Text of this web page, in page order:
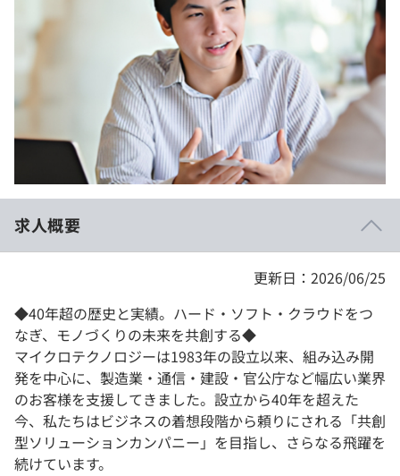
法人向けプラン
学校向けプラン
契約内容・クーポン
note
求人概要
更新日：2026/06/25
◆40年超の歴史と実績。ハード・ソフト・クラウドをつ
なぎ、モノづくりの未来を共創する◆
マイクロテクノロジーは1983年の設立以来、組み込み開
発を中心に、製造業・通信・建設・官公庁など幅広い業界
のお客様を支援してきました。設立から40年を超えた
今、私たちはビジネスの着想段階から頼りにされる「共創
型ソリューションカンパニー」を目指し、さらなる飛躍を
続けています。